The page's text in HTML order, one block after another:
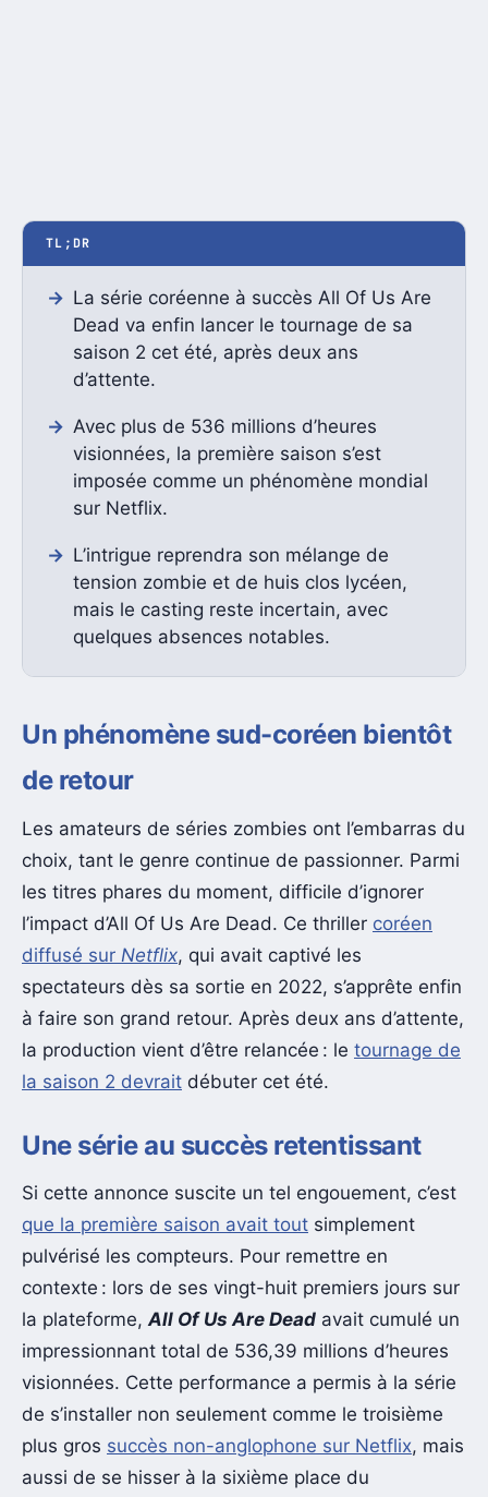
TL;DR
La série coréenne à succès All Of Us Are
Dead va enfin lancer le tournage de sa
saison 2 cet été, après deux ans
d’attente.
Avec plus de 536 millions d’heures
visionnées, la première saison s’est
imposée comme un phénomène mondial
sur Netflix.
L’intrigue reprendra son mélange de
tension zombie et de huis clos lycéen,
mais le casting reste incertain, avec
quelques absences notables.
Un phénomène sud-coréen bientôt
de retour
Les amateurs de séries zombies ont l’embarras du
choix, tant le genre continue de passionner. Parmi
les titres phares du moment, difficile d’ignorer
l’impact d’All Of Us Are Dead. Ce thriller coréen
diffusé sur Netflix, qui avait captivé les
spectateurs dès sa sortie en 2022, s’apprête enfin
à faire son grand retour. Après deux ans d’attente,
la production vient d’être relancée : le tournage de
la saison 2 devrait débuter cet été.
Une série au succès retentissant
Si cette annonce suscite un tel engouement, c’est
que la première saison avait tout simplement
pulvérisé les compteurs. Pour remettre en
contexte : lors de ses vingt-huit premiers jours sur
la plateforme,All Of Us Are Dead avait cumulé un
impressionnant total de 536,39 millions d’heures
visionnées. Cette performance a permis à la série
de s’installer non seulement comme le troisième
plus gros succès non-anglophone sur Netflix, mais
aussi de se hisser à la sixième place du